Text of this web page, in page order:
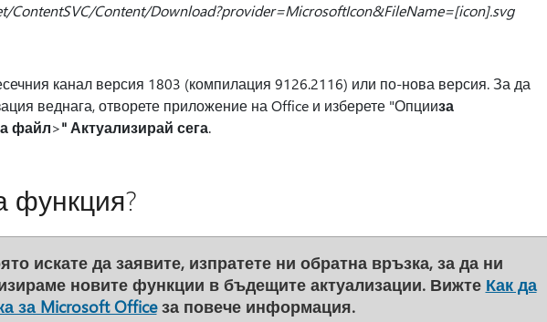
ContentSVC/Content/Download?provider=MicrosoftIcon&FileName=[icon].svg
канал версия 1803 (компилация 9126.2116) или по-нова версия. За да
веднага, отворете приложение на Office и изберете "Опцииза
файл>" Актуализирай сега.
функция?
искате да заявите, изпратете ни обратна връзка, за да ни
новите функции в бъдещите актуализации. Вижте Как да
за Microsoft Officeза повече информация.